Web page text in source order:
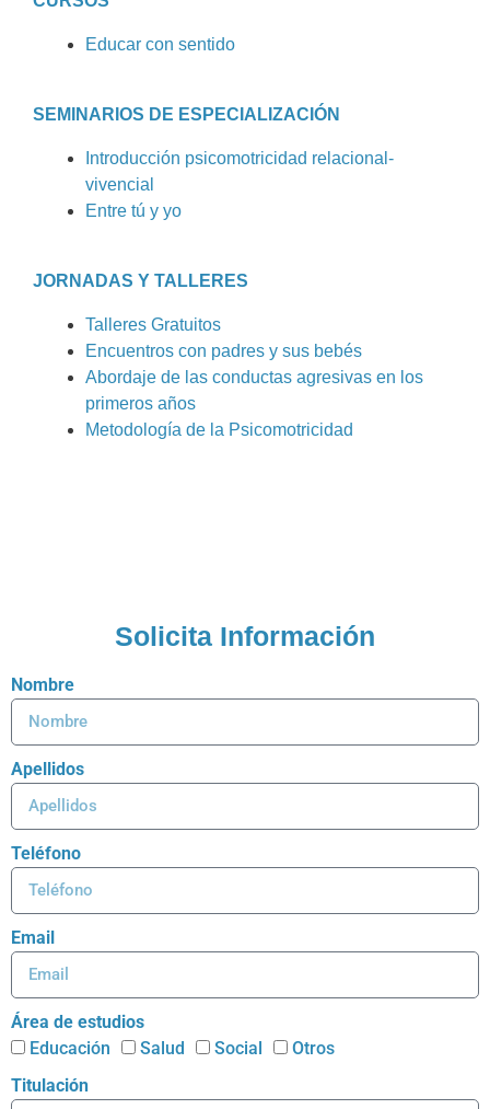
Educar con sentido
SEMINARIOS DE ESPECIALIZACIÓN
Introducción psicomotricidad relacional-
vivencial
Entre tú y yo
JORNADAS Y TALLERES
Talleres Gratuitos
Encuentros con padres y sus bebés
Abordaje de las conductas agresivas en los
primeros años
Metodología de la Psicomotricidad
Solicita Información
Nombre
Apellidos
Teléfono
Email
Área de estudios
Educación
Salud Social
Otros
Titulación